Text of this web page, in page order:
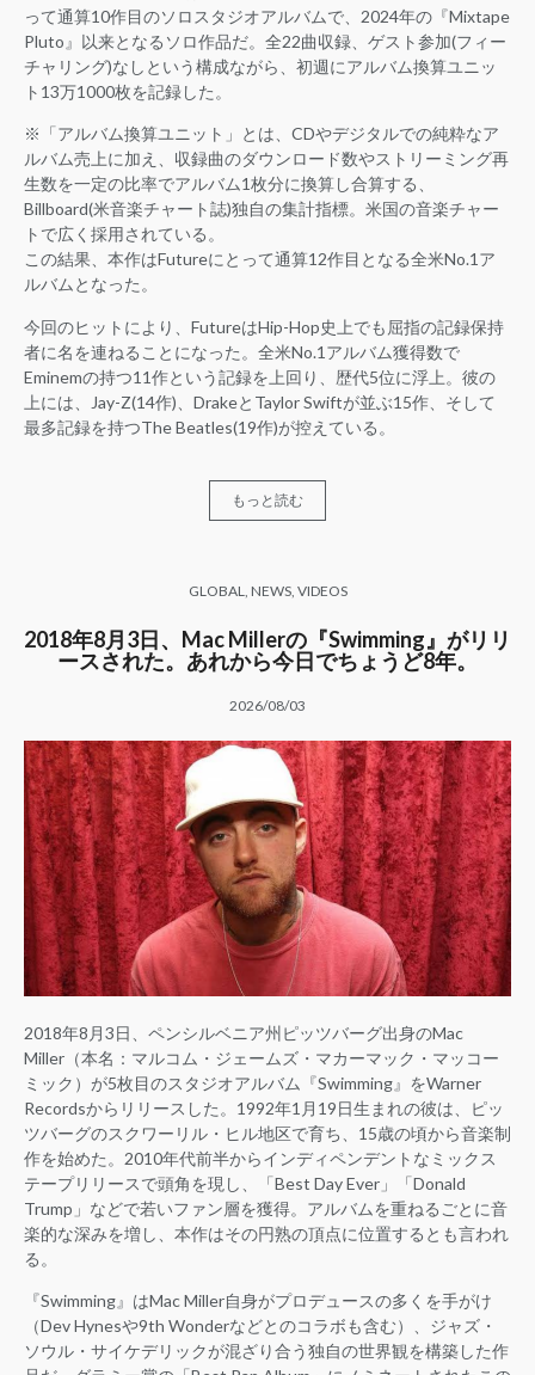
って通算10作目のソロスタジオアルバムで、2024年の『Mixtape
Pluto』以来となるソロ作品だ。全22曲収録、ゲスト参加(フィー
チャリング)なしという構成ながら、初週にアルバム換算ユニッ
ト13万1000枚を記録した。
※「アルバム換算ユニット」とは、CDやデジタルでの純粋なア
ルバム売上に加え、収録曲のダウンロード数やストリーミング再
生数を一定の比率でアルバム1枚分に換算し合算する、
Billboard(米音楽チャート誌)独自の集計指標。米国の音楽チャー
トで広く採用されている。
この結果、本作はFutureにとって通算12作目となる全米No.1ア
ルバムとなった。
今回のヒットにより、FutureはHip-Hop史上でも屈指の記録保持
者に名を連ねることになった。全米No.1アルバム獲得数で
Eminemの持つ11作という記録を上回り、歴代5位に浮上。彼の
上には、Jay-Z(14作)、DrakeとTaylor Swiftが並ぶ15作、そして
最多記録を持つThe Beatles(19作)が控えている。
もっと読む
GLOBAL, NEWS, VIDEOS
2018年8月3日、Mac Millerの『Swimming』がリリ
ースされた。あれから今日でちょうど8年。
2026/08/03
2018年8月3日、ペンシルベニア州ピッツバーグ出身のMac
Miller（本名：マルコム・ジェームズ・マカーマック・マッコー
ミック）が5枚目のスタジオアルバム『Swimming』をWarner
Recordsからリリースした。1992年1月19日生まれの彼は、ピッ
ツバーグのスクワーリル・ヒル地区で育ち、15歳の頃から音楽制
作を始めた。2010年代前半からインディペンデントなミックス
テープリリースで頭角を現し、「Best Day Ever」「Donald
Trump」などで若いファン層を獲得。アルバムを重ねるごとに音
楽的な深みを増し、本作はその円熟の頂点に位置するとも言われ
る。
『Swimming』はMac Miller自身がプロデュースの多くを手がけ
（Dev Hynesや9th Wonderなどとのコラボも含む）、ジャズ・
ソウル・サイケデリックが混ざり合う独自の世界観を構築した作